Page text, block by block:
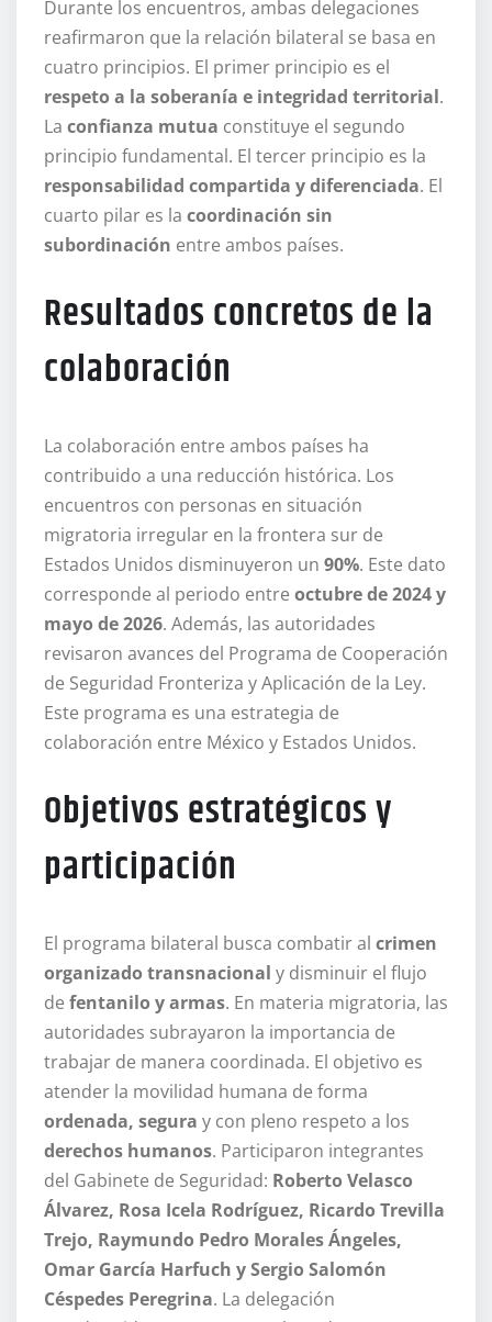
Durante los encuentros, ambas delegaciones
reafirmaron que la relación bilateral se basa en
cuatro principios. El primer principio es el
respeto a la soberanía e integridad territorial.
La confianza mutua constituye el segundo
principio fundamental. El tercer principio es la
responsabilidad compartida y diferenciada. El
cuarto pilar es la coordinación sin
subordinación entre ambos países.
Resultados concretos de la
colaboración
La colaboración entre ambos países ha
contribuido a una reducción histórica. Los
encuentros con personas en situación
migratoria irregular en la frontera sur de
Estados Unidos disminuyeron un 90%. Este dato
corresponde al periodo entre octubre de 2024 y
mayo de 2026. Además, las autoridades
revisaron avances del Programa de Cooperación
de Seguridad Fronteriza y Aplicación de la Ley.
Este programa es una estrategia de
colaboración entre México y Estados Unidos.
Objetivos estratégicos y
participación
El programa bilateral busca combatir al crimen
organizado transnacional y disminuir el flujo
de fentanilo y armas. En materia migratoria, las
autoridades subrayaron la importancia de
trabajar de manera coordinada. El objetivo es
atender la movilidad humana de forma
ordenada, segura y con pleno respeto a los
derechos humanos. Participaron integrantes
del Gabinete de Seguridad: Roberto Velasco
Álvarez, Rosa Icela Rodríguez, Ricardo Trevilla
Trejo, Raymundo Pedro Morales Ángeles,
Omar García Harfuch y Sergio Salomón
Céspedes Peregrina. La delegación